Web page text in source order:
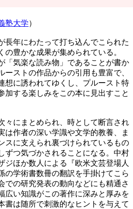
塾大学）
年にわたって打ち込んでこられた
の豊かな成果が集められている。
「気楽な読み物」であることが書か
ーストの作品からの引用も豊富で、
想に誘われてゆくし、プルースト特
加する楽しみをこの本に見出すこと
にまとめられ、時として断言され
は作者の深い学識や文学的教養、ま
スに支えられ裏づけられているもの
ずつ気づかされることになる。中村
ジほか数人による『欧米文芸登場人
の学術書数冊の翻訳を手掛けてこら
での研究発表の動向などにも精通さ
広い知識がこの著作に深みと厚みを
書は随所で刺激的なヒントを与えて